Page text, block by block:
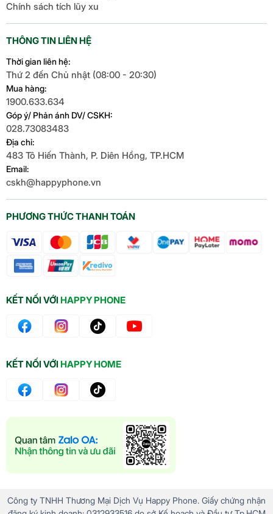
PHƯƠNG THỨC THANH TOÁN
KẾT NỐI VỚIHAPPY PHONE
Chính sách tích lũy xu
THÔNG TIN LIÊN HỆ
Thời gian liên hệ:
Thứ 2 đến Chủ nhật (08:00 - 20:30)
Mua hàng:
1900.633.634
Góp ý/ Phản ánh DV/ CSKH:
028.73083483
Địa chỉ:
483 Tô Hiến Thành, P. Diên Hồng, TP.HCM
Email:
cskh@happyphone.vn
KẾT NỐI VỚIHAPPY HOME
Công ty TNHH Thương Mại Dịch Vụ Happy Phone. Giấy chứng nhận